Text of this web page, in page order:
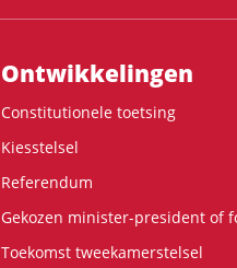
Ontwikke­lingen
Constitutionele toetsing
Kiesstelsel
Referendum
Gekozen minister-president of
Toekomst tweekamerstelsel